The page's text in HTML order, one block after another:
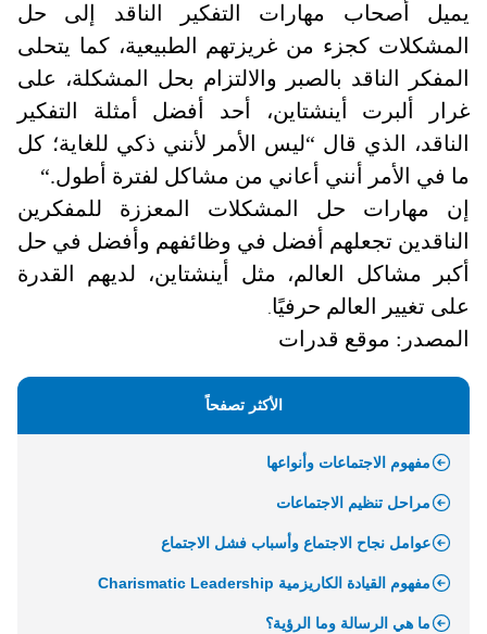
يميل أصحاب مهارات التفكير الناقد إلى حل
المشكلات كجزء من غريزتهم الطبيعية، كما يتحلى
المفكر الناقد بالصبر والالتزام بحل المشكلة، على
غرار ألبرت أينشتاين، أحد أفضل أمثلة التفكير
الناقد، الذي قال “ليس الأمر لأنني ذكي للغاية؛ كل
ما في الأمر أنني أعاني من مشاكل لفترة أطول“.
إن مهارات حل المشكلات المعززة للمفكرين
الناقدين تجعلهم أفضل في وظائفهم وأفضل في حل
أكبر مشاكل العالم، مثل أينشتاين، لديهم القدرة
على تغيير العالم حرفيًا
المصدر: موقع قدرات
الأكثر تصفحاً
مفهوم الاجتماعات وأنواعها
مراحل تنظيم الاجتماعات
عوامل نجاح الاجتماع وأسباب فشل الاجتماع
مفهوم القيادة الكاريزمية Charismatic Leadership
ما هي الرسالة وما الرؤية؟